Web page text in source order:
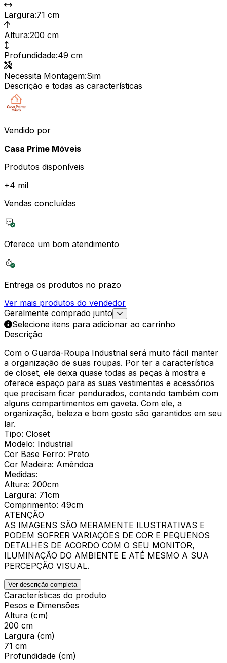
Largura:71 cm
Altura:200 cm
Profundidade:49 cm
Necessita Montagem:Sim
Descrição e todas as características
Vendido por
Casa Prime Móveis
Produtos disponíveis
+4 mil
Vendas concluídas
Oferece um bom atendimento
Entrega os produtos no prazo
Ver mais produtos do vendedor
Geralmente comprado junto
Selecione itens para adicionar ao carrinho
Descrição
Com o Guarda-Roupa Industrial será muito fácil manter
a organização de suas roupas. Por ter a característica
de closet, ele deixa quase todas as peças à mostra e
oferece espaço para as suas vestimentas e acessórios
que precisam ficar pendurados, contando também com
alguns compartimentos em gaveta. Com ele, a
organização, beleza e bom gosto são garantidos em seu
lar.
Tipo: Closet
Modelo: Industrial
Cor Base Ferro: Preto
Cor Madeira: Amêndoa
Medidas:
Altura: 200cm
Largura: 71cm
Comprimento: 49cm
ATENÇÃO
AS IMAGENS SÃO MERAMENTE ILUSTRATIVAS E
PODEM SOFRER VARIAÇÕES DE COR E PEQUENOS
DETALHES DE ACORDO COM O SEU MONITOR,
ILUMINAÇÃO DO AMBIENTE E ATÉ MESMO A SUA
PERCEPÇÃO VISUAL.
Ver descrição completa
Características do produto
Pesos e Dimensões
Altura (cm)
200 cm
Largura (cm)
71 cm
Profundidade (cm)